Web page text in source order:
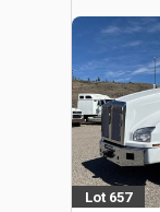
Lot 657